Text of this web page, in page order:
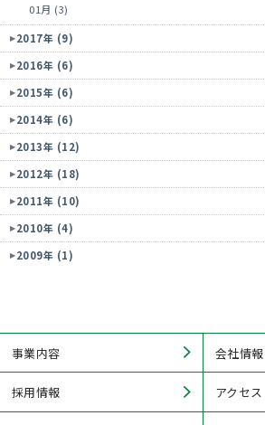
01月 (3)
2017年 (9)
2016年 (6)
2015年 (6)
2014年 (6)
2013年 (12)
2012年 (18)
2011年 (10)
2010年 (4)
2009年 (1)
事業内容 会社情報
採用情報 アクセス